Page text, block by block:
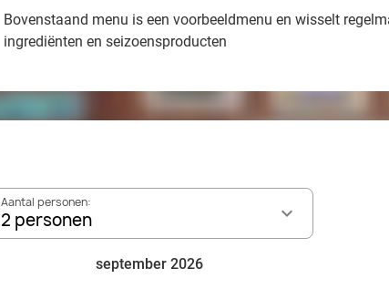
Bovenstaand menu is een voorbeeldmenu en wisselt
ingrediënten en seizoensproducten
Aantal personen:
2 personen
september 2026